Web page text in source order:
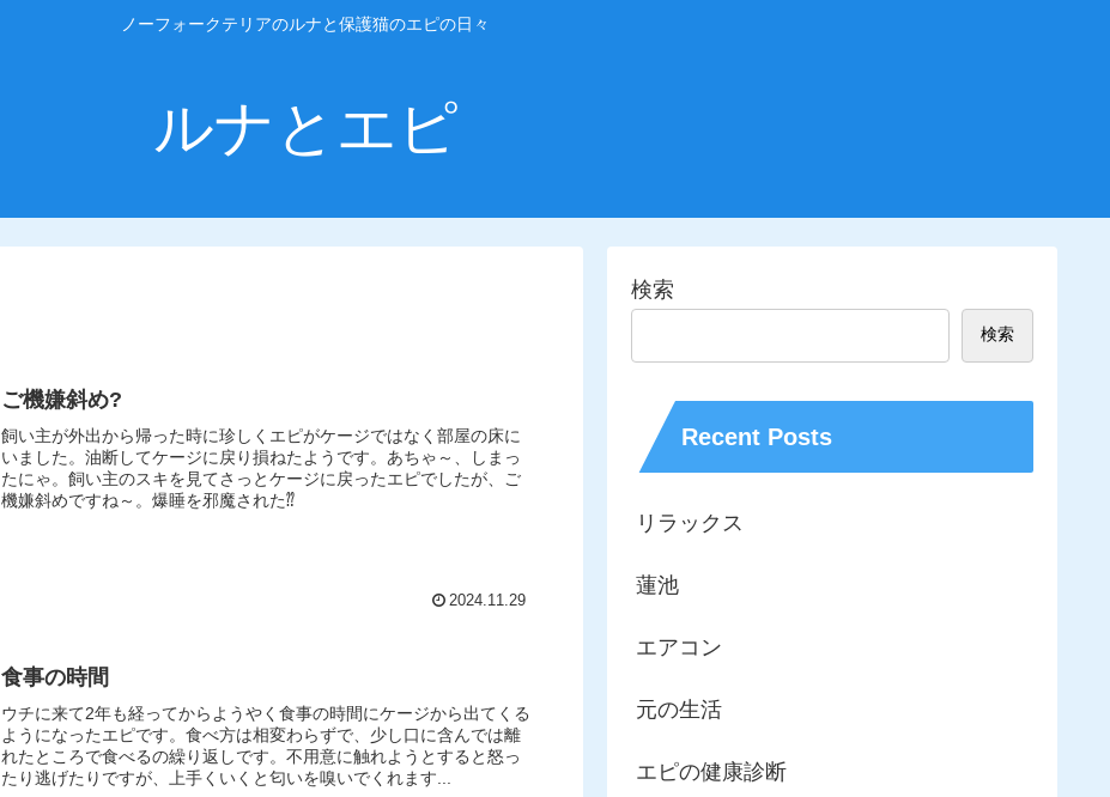
ノーフォークテリアのルナと保護猫のエピの日々
ルナとエピ
ご機嫌斜め?
飼い主が外出から帰った時に珍しくエピがケージではなく部屋の床に
いました。油断してケージに戻り損ねたようです。あちゃ～、しまっ
たにゃ。飼い主のスキを見てさっとケージに戻ったエピでしたが、ご
機嫌斜めですね～。爆睡を邪魔された⁇
2024.11.29
食事の時間
ウチに来て2年も経ってからようやく食事の時間にケージから出てくる
ようになったエピです。食べ方は相変わらずで、少し口に含んでは離
れたところで食べるの繰り返しです。不用意に触れようとすると怒っ
たり逃げたりですが、上手くいくと匂いを嗅いでくれます...
検索
検索
Recent Posts
リラックス
蓮池
エアコン
元の生活
エピの健康診断